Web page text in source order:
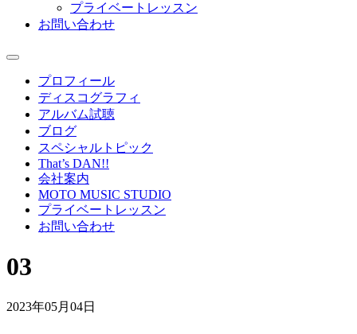
プライベートレッスン
お問い合わせ
プロフィール
ディスコグラフィ
アルバム試聴
ブログ
スペシャルトピック
That’s DAN!!
会社案内
MOTO MUSIC STUDIO
プライベートレッスン
お問い合わせ
03
2023年05月04日